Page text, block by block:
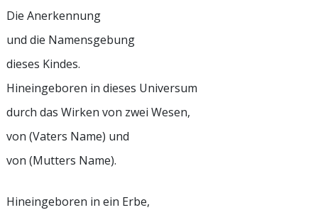
Die Anerkennung
und die Namensgebung
dieses Kindes.
Hineingeboren in dieses Universum
durch das Wirken von zwei Wesen,
von (Vaters Name) und
von (Mutters Name).
Hineingeboren in ein Erbe,